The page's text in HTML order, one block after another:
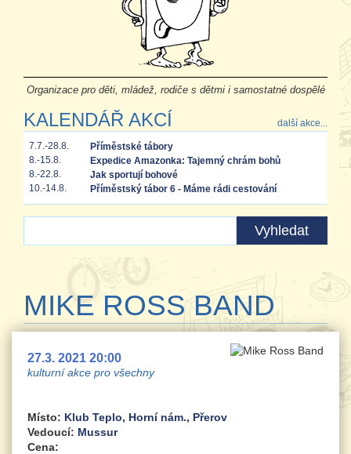
Organizace pro děti, mládež, rodiče s dětmi i samostatné dospělé
KALENDÁŘ AKCÍ další akce...
7.7.-28.8.
Příměstské tábory
8.-15.8.
Expedice Amazonka: Tajemný chrám bohů
8.-22.8.
Jak sportují bohové
10.-14.8.
Příměstský tábor 6 - Máme rádi cestování
MIKE ROSS BAND
27.3. 2021 20:00
kulturní akce pro všechny
Místo: Klub Teplo, Horní nám., Přerov
Vedoucí: Mussur
Cena: